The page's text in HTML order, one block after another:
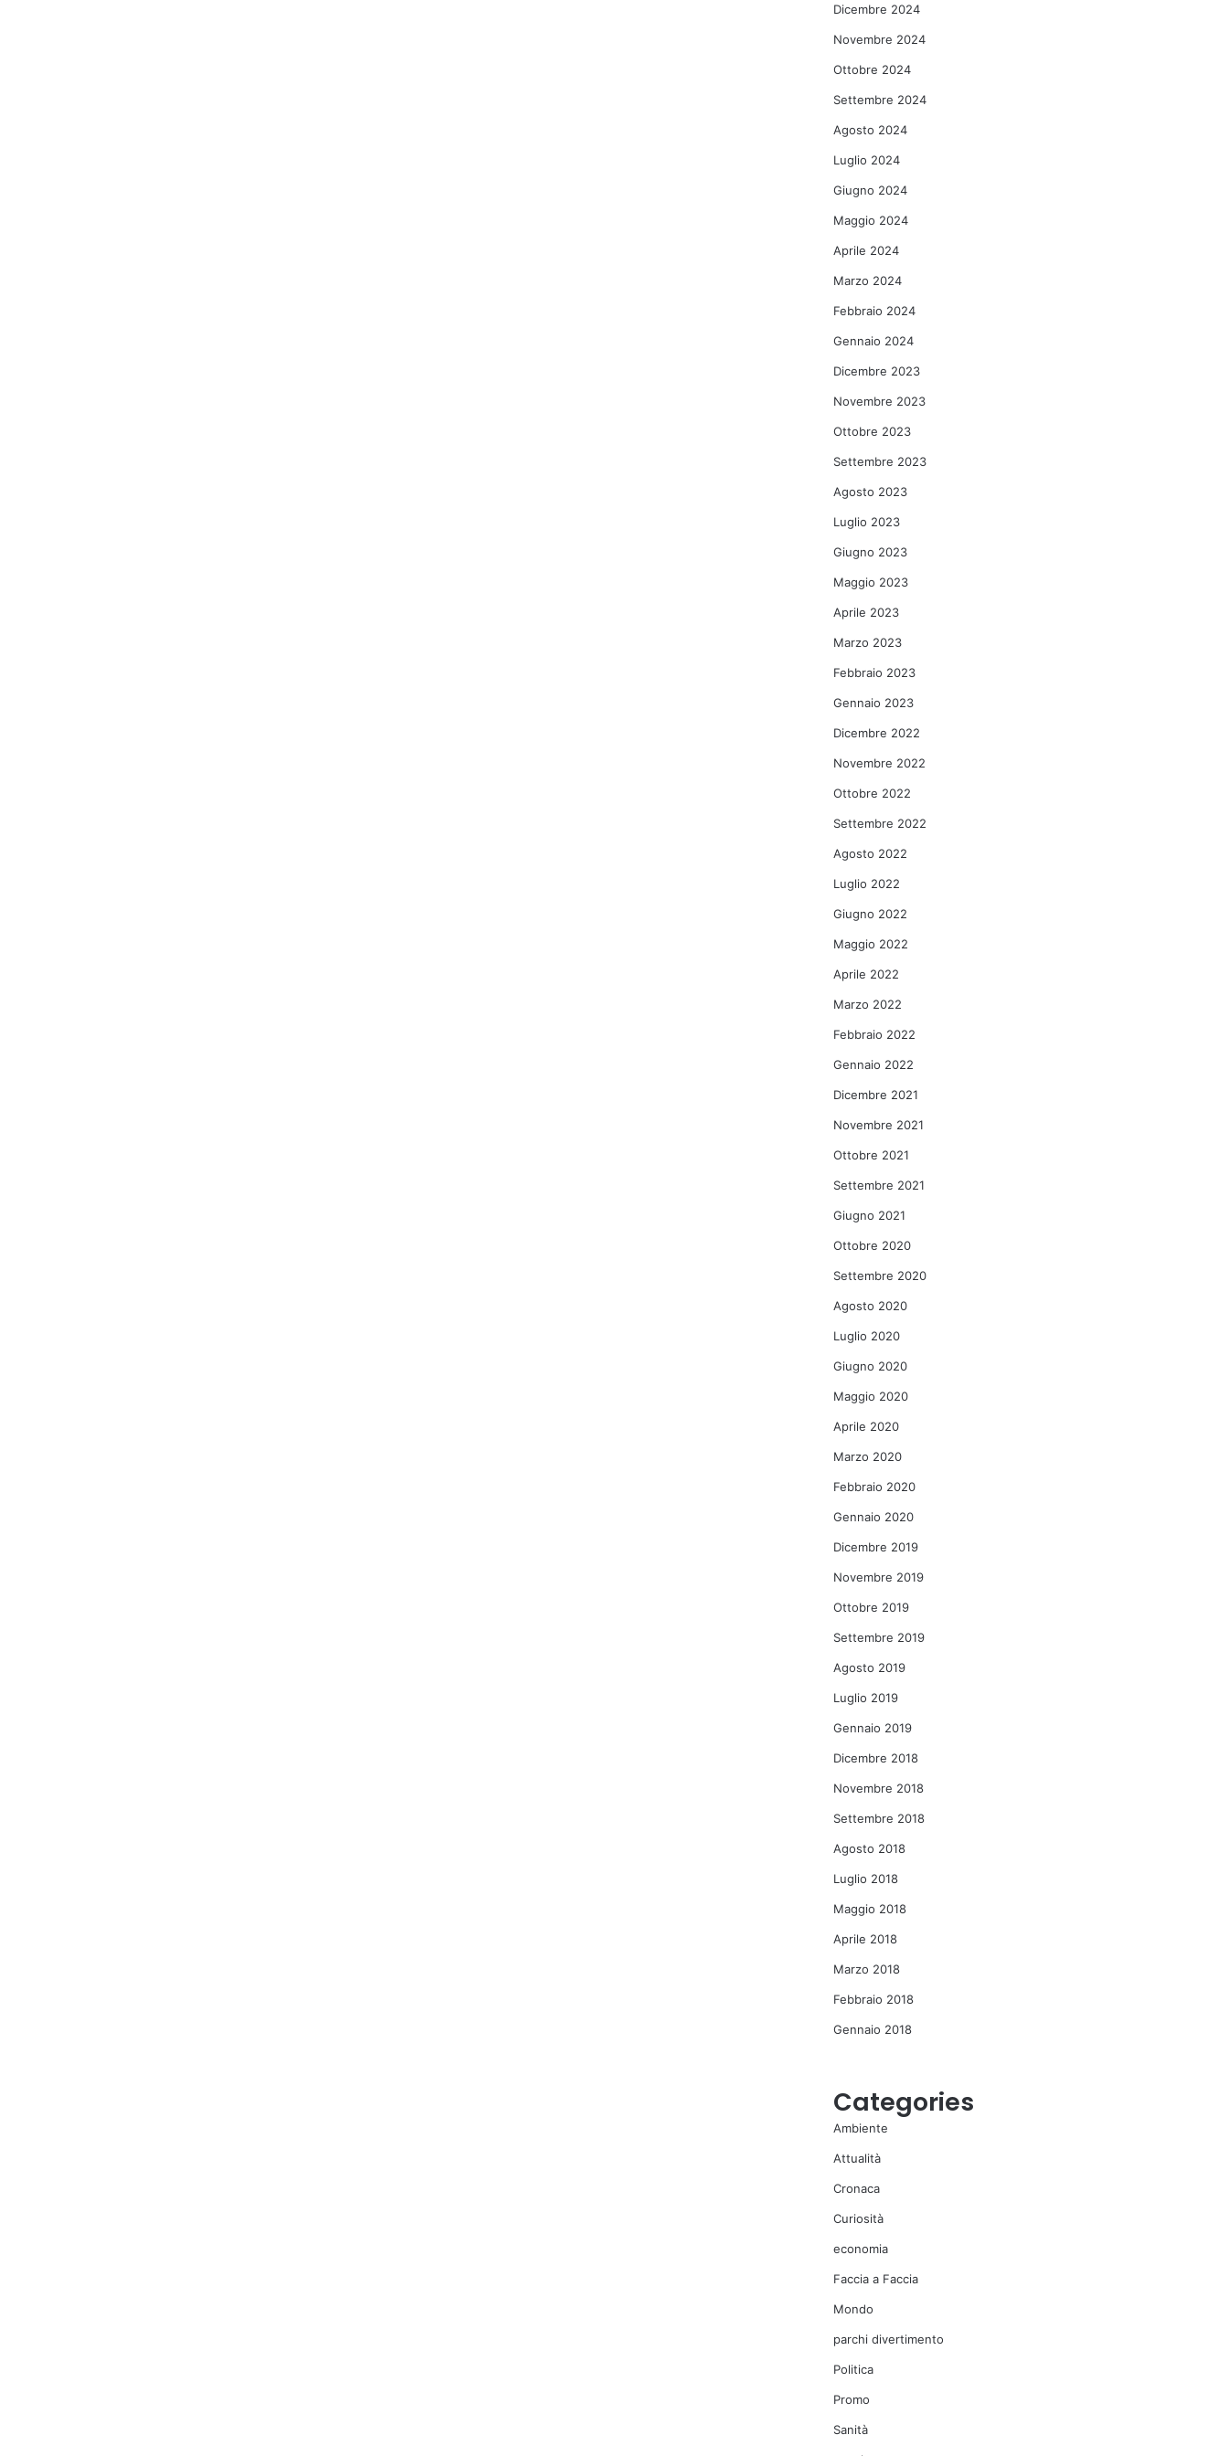
Dicembre 2024
Novembre 2024
Ottobre 2024
Settembre 2024
Agosto 2024
Luglio 2024
Giugno 2024
Maggio 2024
Aprile 2024
Marzo 2024
Febbraio 2024
Gennaio 2024
Dicembre 2023
Novembre 2023
Ottobre 2023
Settembre 2023
Agosto 2023
Luglio 2023
Giugno 2023
Maggio 2023
Aprile 2023
Marzo 2023
Febbraio 2023
Gennaio 2023
Dicembre 2022
Novembre 2022
Ottobre 2022
Settembre 2022
Agosto 2022
Luglio 2022
Giugno 2022
Maggio 2022
Aprile 2022
Marzo 2022
Febbraio 2022
Gennaio 2022
Dicembre 2021
Novembre 2021
Ottobre 2021
Settembre 2021
Giugno 2021
Ottobre 2020
Settembre 2020
Agosto 2020
Luglio 2020
Giugno 2020
Maggio 2020
Aprile 2020
Marzo 2020
Febbraio 2020
Gennaio 2020
Dicembre 2019
Novembre 2019
Ottobre 2019
Settembre 2019
Agosto 2019
Luglio 2019
Gennaio 2019
Dicembre 2018
Novembre 2018
Settembre 2018
Agosto 2018
Luglio 2018
Maggio 2018
Aprile 2018
Marzo 2018
Febbraio 2018
Gennaio 2018
Categories
Ambiente
Attualità
Cronaca
Curiosità
economia
Faccia a Faccia
Mondo
parchi divertimento
Politica
Promo
Sanità